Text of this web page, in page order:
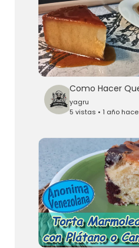
yagru
5 vistas • 1 año hace